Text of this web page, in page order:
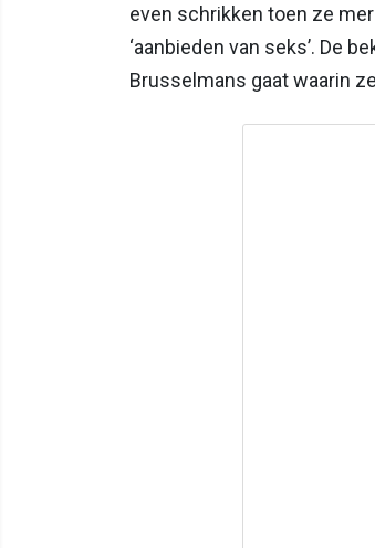
even schrikken toen ze
‘aanbieden van seks’. De
Brusselmans gaat waarin